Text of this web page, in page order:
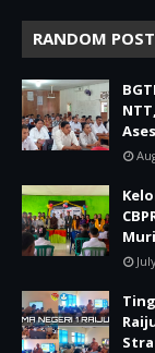
RANDOM